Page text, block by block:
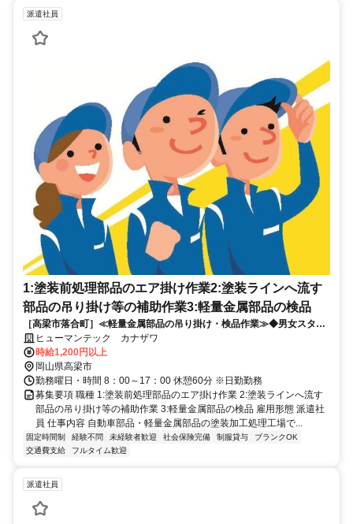
派遣社員
1:塗装前処理部品のエア掛け作業2:塗装ラインへ流す
部品の吊り掛け等の補助作業3:軽量金属部品の検品
［高梁市落合町］≪軽量金属部品の吊り掛け・検品作業≫◆男女スタッ
フ活躍中！◆時給1200円◆土日休み
ヒューマンテック カナザワ
時給1,200円以上
岡山県高梁市
勤務曜日・時間 8：00～17：00 休憩60分 ※日勤勤務
募集要項 職種 1:塗装前処理部品のエア掛け作業 2:塗装ラインへ流す
部品の吊り掛け等の補助作業 3:軽量金属部品の検品 雇用形態 派遣社
員 仕事内容 自動車部品・軽量金属部品の塗装加工処理工場で...
固定時間制 経験不問 未経験者歓迎 社会保険完備 制服貸与
ブランクOK
交通費支給
フルタイム歓迎
派遣社員